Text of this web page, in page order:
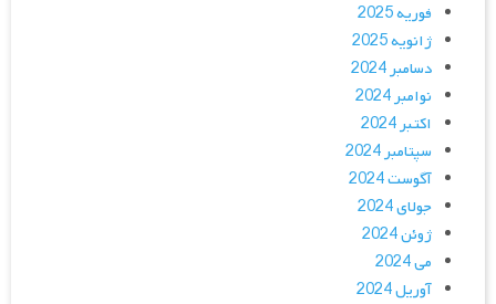
فوریه 2025
ژانویه 2025
دسامبر 2024
نوامبر 2024
اکتبر 2024
سپتامبر 2024
آگوست 2024
جولای 2024
ژوئن 2024
می 2024
آوریل 2024